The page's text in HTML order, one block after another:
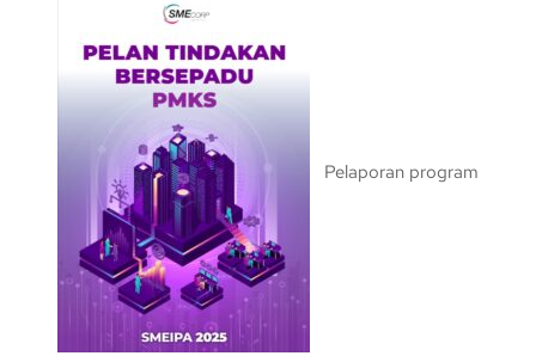
Pelaporan program